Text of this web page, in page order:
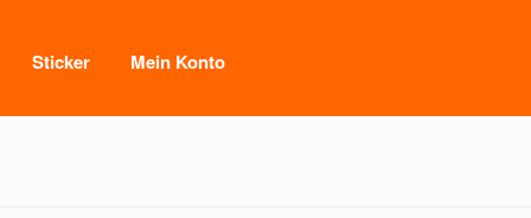
Sticker Mein Konto